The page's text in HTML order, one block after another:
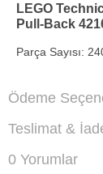
LEGO
Pull-Back
Parça Sayısı:
Ödeme
Teslimat &
0 Yorumlar